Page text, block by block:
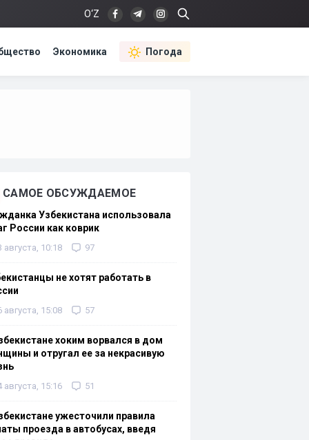
O‘Z
Экономика Погода
САМОЕ ОБСУЖДАЕМОЕ
Узбекистана использовала
России как коврик
августа, 10:18 97
не хотят работать в
августа, 15:08 57
хоким ворвался в дом
и отругал ее за некрасивую
августа, 15:16 51
ужесточили правила
проезда в автобусах, введя